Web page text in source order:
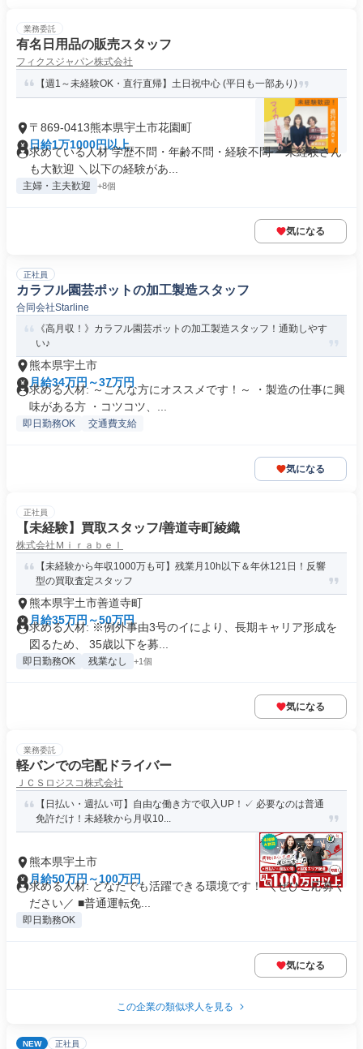
業務委託
有名日用品の販売スタッフ
フィクスジャパン株式会社
【週1～未経験OK・直行直帰】土日祝中心 (平日も一部あり)
〒869-0413熊本県宇土市花園町
日給1万1000円以上
求めている人材 学歴不問・年齢不問・経験不問 ＊未経験さん
も大歓迎 ＼以下の経験があ...
主婦・主夫歓迎 +8個
気になる
正社員
カラフル園芸ポットの加工製造スタッフ
合同会社Starline
《高月収！》カラフル園芸ポットの加工製造スタッフ！通勤しやす
い♪
熊本県宇土市
月給34万円～37万円
求める人材: ～こんな方にオススメです！～ ・製造の仕事に興
味がある方 ・コツコツ、...
即日勤務OK 交通費支給
気になる
正社員
【未経験】買取スタッフ/善道寺町綾織
株式会社Ｍｉｒａｂｅｌ
【未経験から年収1000万も可】残業月10h以下＆年休121日！反響
型の買取査定スタッフ
熊本県宇土市善道寺町
月給35万円～50万円
求める人材: ※例外事由3号のイにより、長期キャリア形成を
図るため、 35歳以下を募...
即日勤務OK 残業なし +1個
気になる
業務委託
軽バンでの宅配ドライバー
ＪＣＳロジスコ株式会社
【日払い・週払い可】自由な働き方で収入UP！✓ 必要なのは普通
免許だけ！未経験から月収10...
熊本県宇土市
月給50万円～100万円
求める人材: どなたでも活躍できる環境です！ ＼ぜひご応募く
ださい／ ■普通運転免...
即日勤務OK
気になる
この企業の類似求人を見る
NEW 正社員